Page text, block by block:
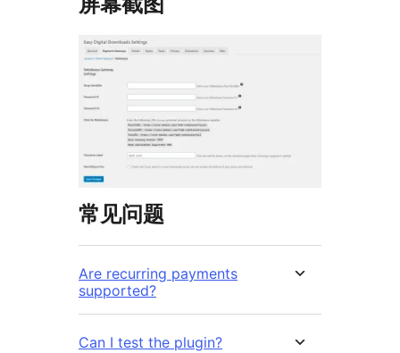
常见问题
Are recurring payments
supported?
Can I test the plugin?